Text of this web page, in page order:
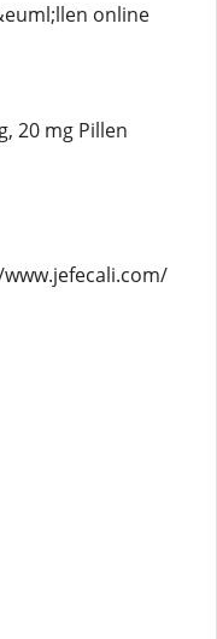
online
20 mg Pillen